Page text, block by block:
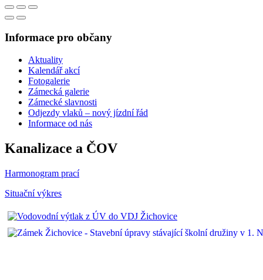
Informace pro občany
Aktuality
Kalendář akcí
Fotogalerie
Zámecká galerie
Zámecké slavnosti
Odjezdy vlaků – nový jízdní řád
Informace od nás
Kanalizace a ČOV
Harmonogram prací
Situační výkres